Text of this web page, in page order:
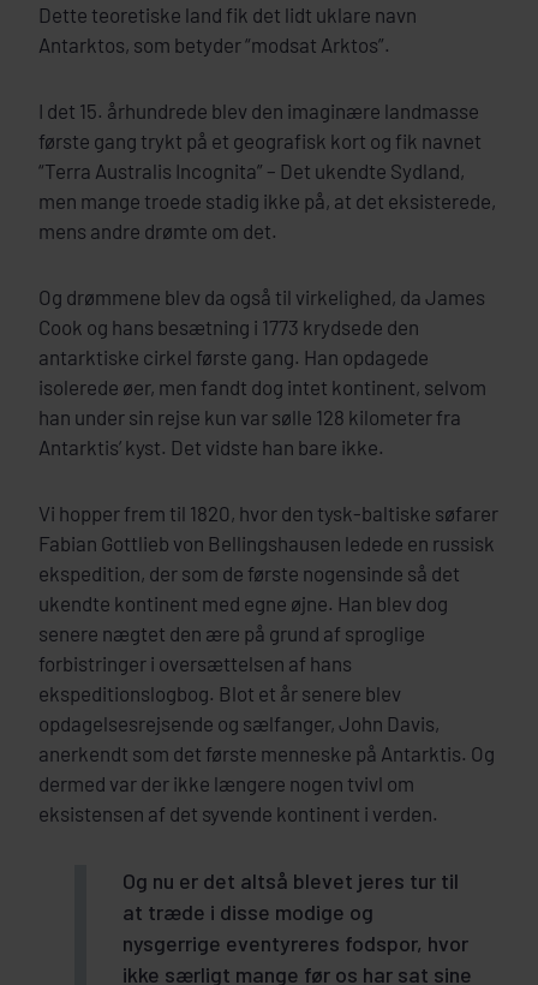
Dette teoretiske land fik det lidt uklare navn
Antarktos, som betyder “modsat Arktos”.
I det 15. århundrede blev den imaginære landmasse
første gang trykt på et geografisk kort og fik navnet
“Terra Australis Incognita” – Det ukendte Sydland,
men mange troede stadig ikke på, at det eksisterede,
mens andre drømte om det.
Og drømmene blev da også til virkelighed, da James
Cook og hans besætning i 1773 krydsede den
antarktiske cirkel første gang. Han opdagede
isolerede øer, men fandt dog intet kontinent, selvom
han under sin rejse kun var sølle 128 kilometer fra
Antarktis’ kyst. Det vidste han bare ikke.
Vi hopper frem til 1820, hvor den tysk-baltiske søfarer
Fabian Gottlieb von Bellingshausen ledede en russisk
ekspedition, der som de første nogensinde så det
ukendte kontinent med egne øjne. Han blev dog
senere nægtet den ære på grund af sproglige
forbistringer i oversættelsen af hans
ekspeditionslogbog. Blot et år senere blev
opdagelsesrejsende og sælfanger, John Davis,
anerkendt som det første menneske på Antarktis. Og
dermed var der ikke længere nogen tvivl om
eksistensen af det syvende kontinent i verden.
Og nu er det altså blevet jeres tur til
at træde i disse modige og
nysgerrige eventyreres fodspor, hvor
ikke særligt mange før os har sat sine